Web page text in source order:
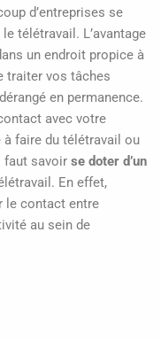
d’entreprises se
télétravail. L’avantage
un endroit propice à
traiter vos tâches
en permanence.
avec votre
faire du télétravail ou
faut savoir se doter d’un
En effet,
le contact entre
au sein de